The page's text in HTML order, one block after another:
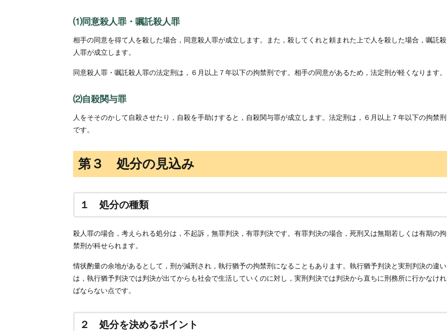
⑴同意殺人罪・嘱託殺人罪
相手の同意を得て人を殺した場合，同意殺人罪が成立します。また，殺してくれと頼まれた上で人を殺した場合，嘱託殺
人罪が成立します。
同意殺人罪・嘱託殺人罪の法定刑は，６月以上７年以下の拘禁刑です。相手の同意があるため，法定刑が軽くなります。
⑵自殺関与罪
人をそそのかして自殺させたり，自殺を手助けすると，自殺関与罪が成立します。法定刑は，６月以上７年以下の拘禁刑
です。
第３ 処分の見込み
１ 処分の種類
殺人罪の場合，考えられる処分は，不起訴，無罪判決，有罪判決です。有罪判決の場合，死刑又は無期若しくは有期の拘
禁刑が科せられます。
情状酌量の余地があるとして，刑が減刑され，執行猶予の拘禁刑になることもあります。執行猶予判決と実刑判決の違い
は，執行猶予判決では判決が出てからも社会で生活していくのに対し，実刑判決では判決から直ちに刑務所に行かなけれ
ばならない点です。
２ 処分を決めるポイント